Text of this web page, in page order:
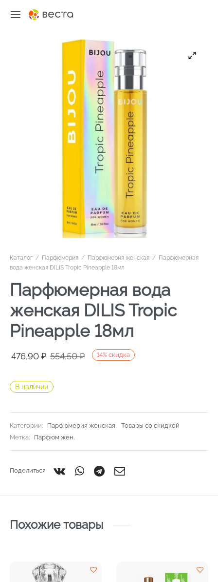
Каталог / Парфюмерия / Парфюмерия женская / Парфюмерная
вода женская DILIS Tropic Pineapple 18мл
Парфюмерная вода
женская DILIS Tropic
Pineapple 18мл
14% скидка
554,50₽
Первоначальная
составляла
476,90 ₽
Текущая
476,90 ₽.
В наличии
Категории: Парфюмерия женская,
Товары со скидкой
Метка:
Парфюм жен.
Поделиться
Похожие товары